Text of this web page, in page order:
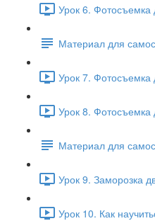
Урок 6. Фотосъемка
Материал для
Урок 7. Фотосъемка
Урок 8. Фотосъемка
Материал для
Урок 9. Заморозка
Урок 10. Как